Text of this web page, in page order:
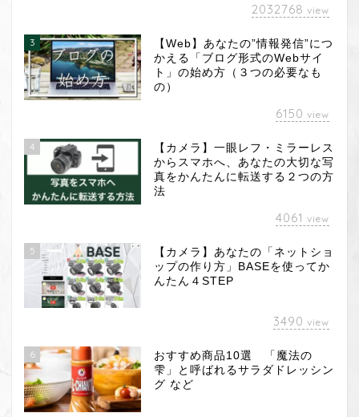
2032768 view
3
【Web】あなたの”情報発信”につ
かえる「ブログ形式のWebサイ
ト」の始め方（３つの必要なも
の）
6150 view
4
【カメラ】一眼レフ・ミラーレス
からスマホへ、あなたの大切な写
真をかんたんに転送する２つの方
法
4061 view
5
【カメラ】あなたの「ネットショ
ップの作り方」BASEを使ってか
んたん４STEP
3490 view
6
おすすめ商品10選 「魔法の
雫」と呼ばれるサラダドレッシン
グ など